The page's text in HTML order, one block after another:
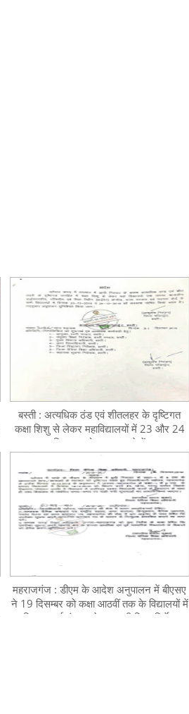
बस्ती : अत्यधिक ठंड एवं शीतलहर के दृष्टिगत
कक्षा शिशु से लेकर महाविद्यालयों में 23 और 24
दिसम्बर को अवकाश, देखें
महराजगंज : डीएम के आदेश अनुपालन में बीएसए
ने 19 दिसम्बर को कक्षा आठवीं तक के विद्यालयों में
शिक्षण कार्य बंद रखने का जारी किया निर्देश